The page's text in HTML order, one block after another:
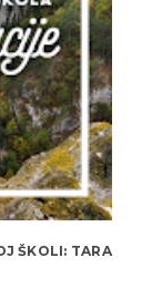
ŠKOLI: TARA